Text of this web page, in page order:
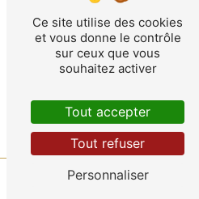
Camping
Séjour
Camping 3
Vistalid- 2026 - Tous
Ce site utilise des cookies
et vous donne le contrôle
sur ceux que vous
souhaitez activer
Tout accepter
Tout refuser
Personnaliser